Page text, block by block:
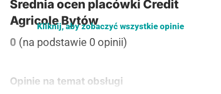
Średnia ocen placówki Credit
Agricole Bytów
0 (na podstawie 0 opinii)
Opinie na temat obsługi
Kliknij, aby zobaczyć wszystkie opinie